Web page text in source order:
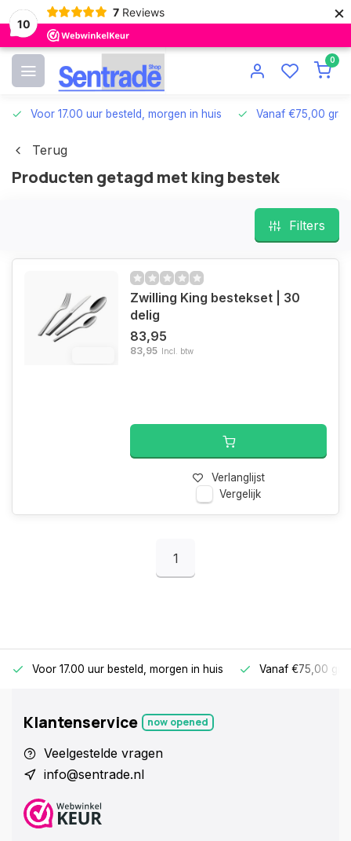
10
7 Reviews ×
0
Voor 17.00 uur besteld, morgen in huis Vanaf €75,00
Terug
Producten getagd met king bestek
Filters
Zwilling King bestekset | 30
delig
83,95
83,95 Incl. btw
Verlanglijst
Vergelijk
1
Voor 17.00 uur besteld, morgen in huis Vanaf €75,00
Klantenservice now opened
Veelgestelde vragen
info@sentrade.nl